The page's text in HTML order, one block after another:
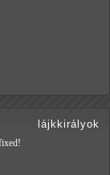
lájkkirályok